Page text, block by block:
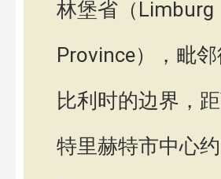
林堡省（Limburg
Province），毗
比利时的边界，
特里赫特市中心